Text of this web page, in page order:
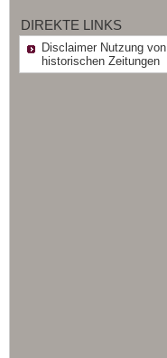
DIREKTE LINKS
Disclaimer Nutzung von
historischen Zeitungen